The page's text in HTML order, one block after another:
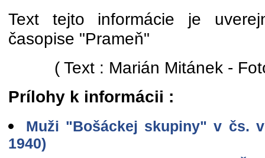
Text tejto informácie je
časopise "Prameň"
( Text : Marián Mitánek -
Prílohy k informácii :
Muži "Bošáckej skupiny" v čs.
1940)